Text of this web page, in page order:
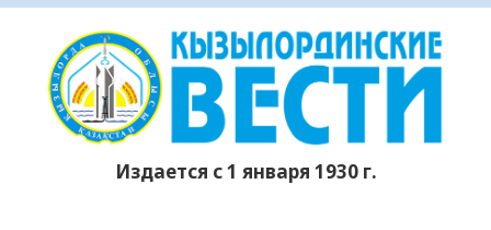
Издается с 1 января 1930 г.